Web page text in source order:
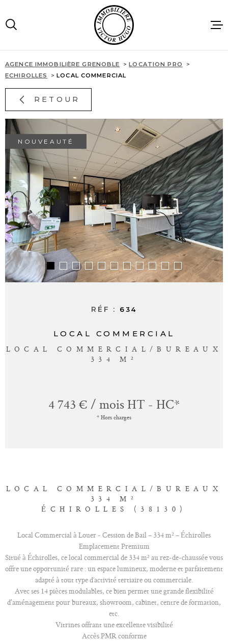
menu
contenu
ACCUEIL
LOCATIONS
IMMOBILIER
AGENCE
ALERTE E-
CONTACT
AGENCE IMMOBILIÈRE GRENOBLE
LOCATION PRO
ECHIROLLES
LOCAL COMMERCIAL
RETOUR
NOUVEAUTÉ
RÉF : 634
LOCAL COMMERCIAL
LOCAL COMMERCIAL/BUREAUX
334 M²
4 743 € / mois HT - HC*
* Hors charges
LOCAL COMMERCIAL/BUREAUX
334 M²
ÉCHIROLLES (38130)
Local Commercial à Louer - Cession de Bail – 334 m² – Échirolles
Emplacement Premium
Situé à Échirolles, ce local commercial de 334 m² au rez-de-chaussée vous
offre une opportunité rare : un espace lumineux, moderne et parfaitement
adapté à tout type d’activité tertiaire ou commerciale.
Avec ses 14 pièces modulables, ce bien permet une grande flexibilité
d'aménagement pour bureaux, showroom, cabinet, centre de formation,
etc.
Vitrines offrant une excellente visibilité
Accès PMR conforme